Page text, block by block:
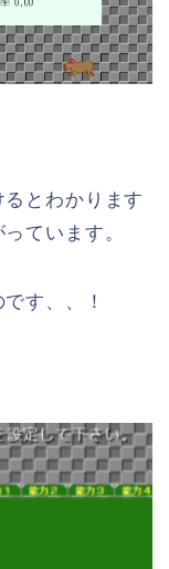
とわかります
ています。
す、、！